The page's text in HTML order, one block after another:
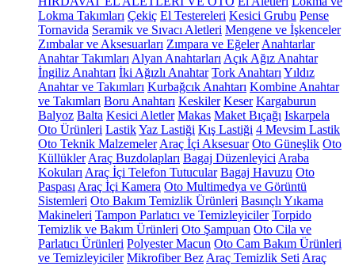
Lokma Takımları Çekiç El Testereleri Kesici Grubu Pense
Tornavida Seramik ve Sıvacı Aletleri Mengene ve İşkenceler
Zımbalar ve Aksesuarları Zımpara ve Eğeler Anahtarlar
Anahtar Takımları Alyan Anahtarları Açık Ağız Anahtar
İngiliz Anahtarı İki Ağızlı Anahtar Tork Anahtarı Yıldız
Anahtar ve Takımları Kurbağcık Anahtarı Kombine Anahtar
ve Takımları Boru Anahtarı Keskiler Keser Kargaburun
Balyoz Balta Kesici Aletler Makas Maket Bıçağı Iskarpela
Oto Ürünleri LastikYaz Lastiği Kış Lastiği 4 Mevsim Lastik
Oto Teknik Malzemeler Araç İçi Aksesuar Oto Güneşlik Oto
Küllükler Araç Buzdolapları Bagaj Düzenleyici Araba
Kokuları Araç İçi Telefon Tutucular Bagaj Havuzu Oto
Paspası Araç İçi Kamera Oto Multimedya ve Görüntü
Sistemleri Oto Bakım Temizlik Ürünleri Basınçlı Yıkama
Makineleri Tampon Parlatıcı ve Temizleyiciler Torpido
Temizlik ve Bakım Ürünleri Oto Şampuan Oto Cila ve
Parlatıcı Ürünleri Polyester Macun Oto Cam Bakım Ürünleri
ve Temizleyiciler Mikrofiber Bez Araç Temizlik Seti Araç